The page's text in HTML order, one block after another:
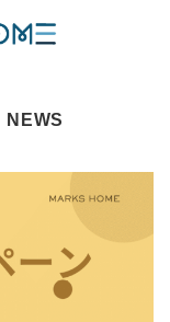
NEWS